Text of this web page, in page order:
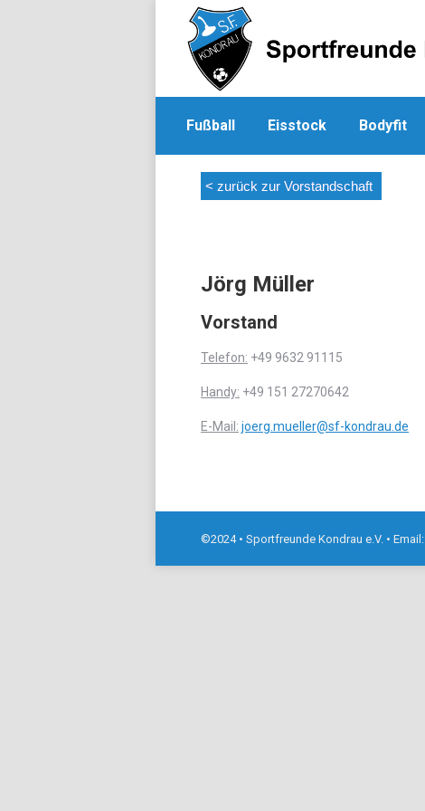
Fußball Eisstock Bodyfit
< zurück zur Vorstandschaft
Jörg Müller
Vorstand
Telefon: +49 9632 91115
Handy: +49 151 27270642
E-Mail: joerg.mueller@sf-kondrau.de
©2024 • Sportfreunde Kondrau e.V. • Email: